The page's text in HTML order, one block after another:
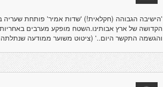
'הישיבה הגבוהה (חקלאית!) 'שדות אמיר' פותחת שעריה
הקדושה של ארץ אבותינו.השטח מופקע מערבים
והגשמה התקשר היום..' (ציטוט משוער ממודעה שנתלתה